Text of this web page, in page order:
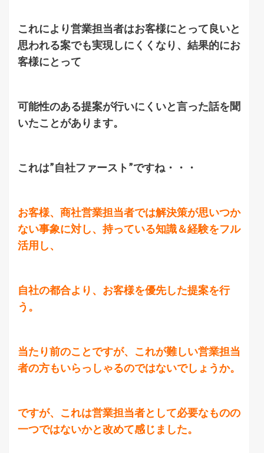
これにより営業担当者はお客様にとって良いと
思われる案でも実現しにくくなり、結果的にお
客様にとって
可能性のある提案が行いにくいと言った話を聞
いたことがあります。
これは”自社ファースト”ですね・・・
お客様、商社営業担当者では解決策が思いつか
ない事象に対し、持っている知識＆経験をフル
活用し、
自社の都合より、お客様を優先した提案を行
う。
当たり前のことですが、これが難しい営業担当
者の方もいらっしゃるのではないでしょうか。
ですが、これは営業担当者として必要なものの
一つではないかと改めて感じました。